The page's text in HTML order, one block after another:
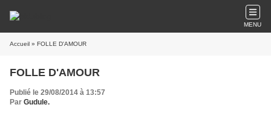
MENU
Accueil » FOLLE D'AMOUR
FOLLE D'AMOUR
Publié le 29/08/2014 à 13:57
Par Gudule.